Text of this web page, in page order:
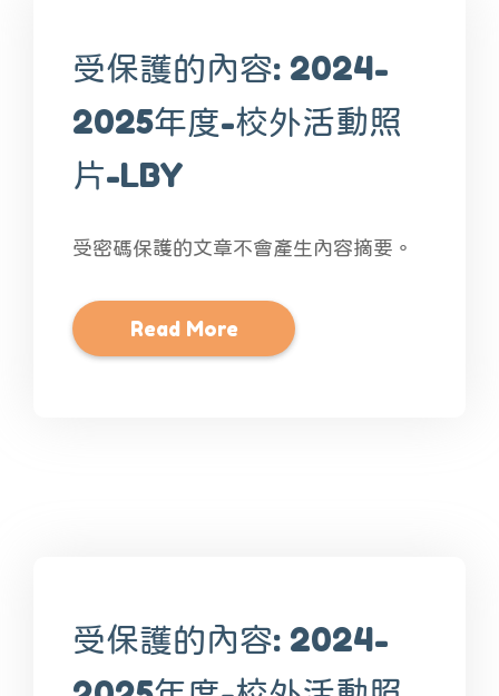
受保護的內容: 2024-
2025年度-校外活動照
片-LBY
受密碼保護的文章不會產生內容摘要。
Read More
受保護的內容: 2024-